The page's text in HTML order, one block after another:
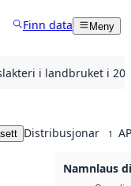
Finn data Meny
i landbruket i
Distribusjonar 1
Namnlaus